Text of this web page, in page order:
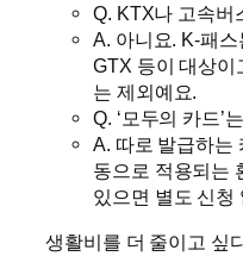
Q. KTX나 고속버
A. 아니요. K-패스
GTX 등이 대상이
는 제외예요.
Q. ‘모두의 카드’
A. 따로 발급하는
동으로 적용되는
있으면 별도 신청
생활비를 더 줄이고 싶